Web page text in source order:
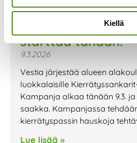
Kiellä
Kierrätyssankarit-
starttaa tänään!
9.3.2026
Vestia järjestää alueen
luokkalaisille
Kampanja alkaa tänään 9.3. ja
saakka. Kampanjassa
kierrätyspassin hauskoja
Lue lisää »